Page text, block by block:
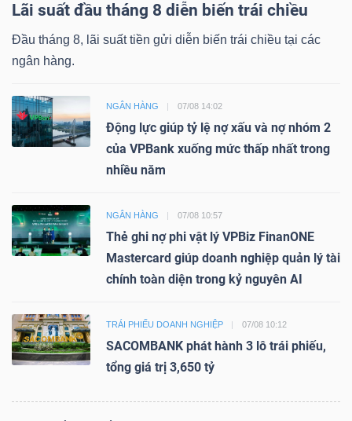
Lãi suất đầu tháng 8 diễn biến trái chiều
Đầu tháng 8, lãi suất tiền gửi diễn biến trái chiều tại các
ngân hàng.
NGÂN HÀNG 07/08 14:02
Động lực giúp tỷ lệ nợ xấu và nợ nhóm 2
của VPBank xuống mức thấp nhất trong
nhiều năm
NGÂN HÀNG 07/08 10:57
Thẻ ghi nợ phi vật lý VPBiz FinanONE
Mastercard giúp doanh nghiệp quản lý tài
chính toàn diện trong kỷ nguyên AI
TRÁI PHIẾU DOANH NGHIỆP 07/08 10:12
SACOMBANK phát hành 3 lô trái phiếu,
tổng giá trị 3,650 tỷ